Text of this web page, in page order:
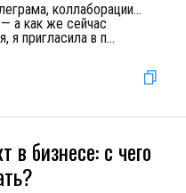
коллаборации…
а как же сейчас
я пригласила в п...
в бизнесе: с чего